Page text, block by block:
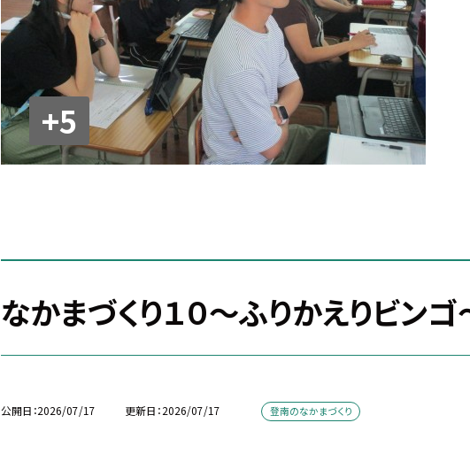
+5
なかまづくり１０～ふりかえりビンゴ
公開日 2026/07/17 更新日 2026/07/17 登南のなかまづくり